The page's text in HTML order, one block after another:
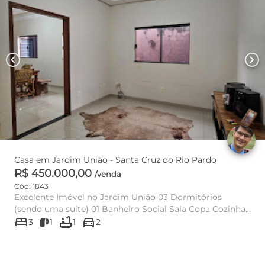
chevron_left chevron_right
Casa em Jardim União - Santa Cruz do Rio Pardo
R$ 450.000,00 /venda
Cód: 1843
Excelente Imóvel no Jardim União 03 Dormitórios
(sendo uma suíte) 01 Banheiro Social Sala Copa Cozinha
Lavan...
bed3 1 bathtub1 directions_car2